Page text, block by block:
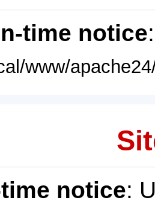
time notice
www/
notice: